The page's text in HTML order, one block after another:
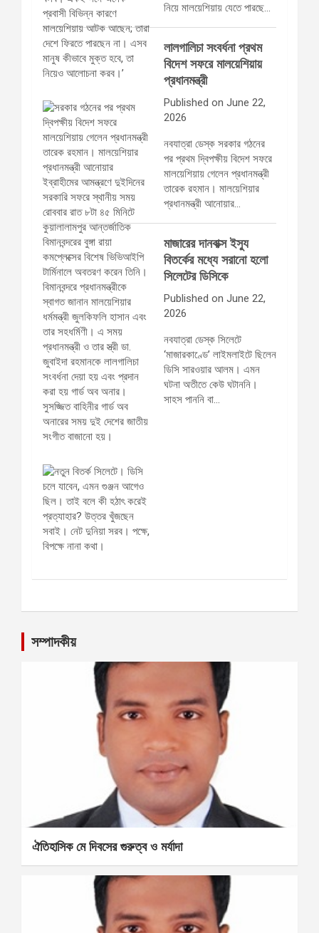
নিয়ে মালয়েশিয়ায় যেতে পারছে…
লালগালিচা সংবর্ধনা প্রথম
বিদেশ সফরে মালয়েশিয়ায়
প্রধানমন্ত্রী
Published on June 22,
2026
নবযাত্রা ডেস্ক সরকার গঠনের
পর প্রথম দ্বিপক্ষীয় বিদেশ সফরে
মালয়েশিয়ায় গেলেন প্রধানমন্ত্রী
তারেক রহমান। মালয়েশিয়ার
প্রধানমন্ত্রী আনোয়ার…
মাজারের দানবাক্স ইস্যু
বিতর্কের মধ্যে সরানো হলো
সিলেটের ডিসিকে
Published on June 22,
2026
নবযাত্রা ডেস্ক সিলেটে
‘মাজারকাণ্ডে’ লাইমলাইটে ছিলেন
ডিসি সারওয়ার আলম। এমন
ঘটনা অতীতে কেউ ঘটাননি।
সাহস পাননি বা…
সম্পাদকীয়
ঐতিহাসিক মে দিবসের গুরুত্ব ও মর্যাদা